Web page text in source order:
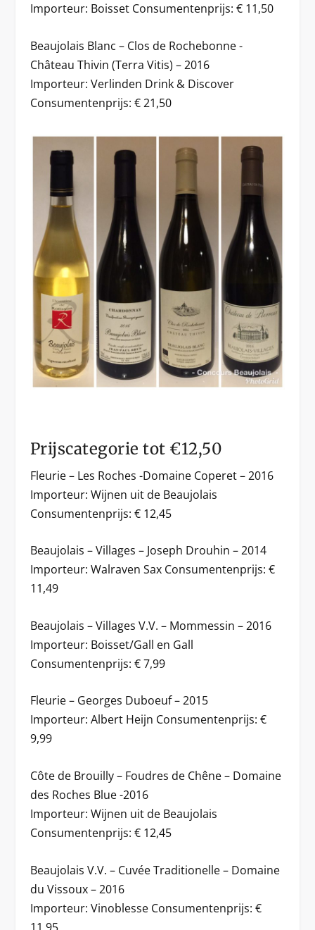
Importeur: Boisset Consumentenprijs: € 11,50
Beaujolais Blanc – Clos de Rochebonne -
Château Thivin (Terra Vitis) – 2016
Importeur: Verlinden Drink & Discover
Consumentenprijs: € 21,50
Prijscategorie tot €12,50
Fleurie – Les Roches -Domaine Coperet – 2016
Importeur: Wijnen uit de Beaujolais
Consumentenprijs: € 12,45
Beaujolais – Villages – Joseph Drouhin – 2014
Importeur: Walraven Sax Consumentenprijs: €
11,49
Beaujolais – Villages V.V. – Mommessin – 2016
Importeur: Boisset/Gall en Gall
Consumentenprijs: € 7,99
Fleurie – Georges Duboeuf – 2015
Importeur: Albert Heijn Consumentenprijs: €
9,99
Côte de Brouilly – Foudres de Chêne – Domaine
des Roches Blue -2016
Importeur: Wijnen uit de Beaujolais
Consumentenprijs: € 12,45
Beaujolais V.V. – Cuvée Traditionelle – Domaine
du Vissoux – 2016
Importeur: Vinoblesse Consumentenprijs: €
11,95